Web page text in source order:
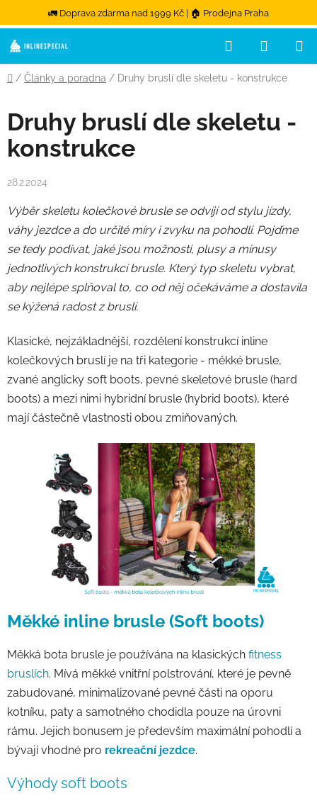
🚛 Doprava zdarma nad 1999 Kč | 🏠 Prodejna Praha
Hledat
Domů
/ Články a poradna / Druhy bruslí dle skeletu - konstrukce
Druhy bruslí dle skeletu -
konstrukce
28.2.2024
Výběr skeletu kolečkové brusle se odvíjí od stylu jízdy,
váhy jezdce a do určité míry i zvyku na pohodlí. Pojďme
se tedy podívat, jaké jsou možnosti, plusy a mínusy
jednotlivých konstrukcí brusle. Který typ skeletu vybrat,
aby nejlépe splňoval to, co od něj očekáváme a dostavila
se kýžená radost z bruslí.
Klasické, nejzákladnější, rozdělení konstrukcí inline
kolečkových bruslí je na tři kategorie - měkké brusle,
zvané anglicky soft boots, pevné skeletové brusle (hard
boots) a mezi nimi hybridní brusle (hybrid boots), které
mají částečně vlastnosti obou zmiňovaných.
Měkké inline brusle (Soft boots)
Měkká bota brusle je používána na klasických fitness
bruslích. Mívá měkké vnitřní polstrování, které je pevně
zabudované, minimalizované pevné části na oporu
kotníku, paty a samotného chodidla pouze na úrovni
rámu. Jejich bonusem je především maximální pohodlí a
bývají vhodné pro rekreační jezdce.
Výhody soft boots